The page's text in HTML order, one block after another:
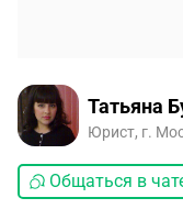
Татьяна
Юрист, г.
Общаться в